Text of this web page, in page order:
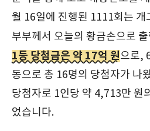
월 16일에 진행된 1111회는 개
부부께서 오늘의 황금손으로
1등 당첨금은 약 17억 원으로,
동으로 총 16명의 당첨자가 나
당첨자로 1인당 약 4,713만 원
었습니다.